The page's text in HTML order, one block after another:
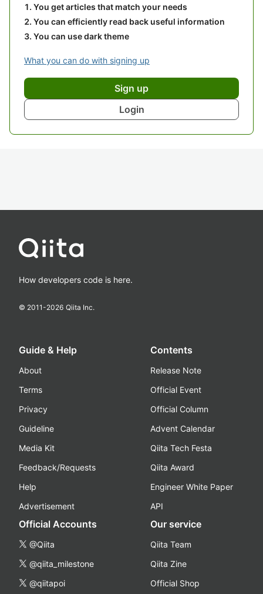
You get articles that match your needs
You can efficiently read back useful information
You can use dark theme
What you can do with signing up
Sign up
Login
How developers code is here.
© 2011-2026 Qiita Inc.
Guide & Help
About
Terms
Privacy
Guideline
Media Kit
Feedback/Requests
Help
Advertisement
Contents
Release Note
Official Event
Official Column
Advent Calendar
Qiita Tech Festa
Qiita Award
Engineer White Paper
API
Official Accounts
@Qiita
@qiita_milestone
@qiitapoi
Our service
Qiita Team
Qiita Zine
Official Shop